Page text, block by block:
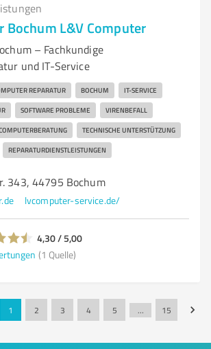
Bochum L&V Computer
– Fachkundige
und IT-Service
REPARATUR BOCHUM IT-SERVICE
SOFTWARE PROBLEME VIRENBEFALL
TECHNISCHE UNTERSTÜTZUNG
REPARATURDIENSTLEISTUNGEN
343, 44795 Bochum
lvcomputer-service.de/
4,30 / 5,00
(1 Quelle)
1 2 3 4 5 … 15